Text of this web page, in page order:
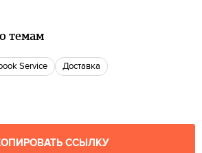
темам
Service доставка
ССЫЛКУ